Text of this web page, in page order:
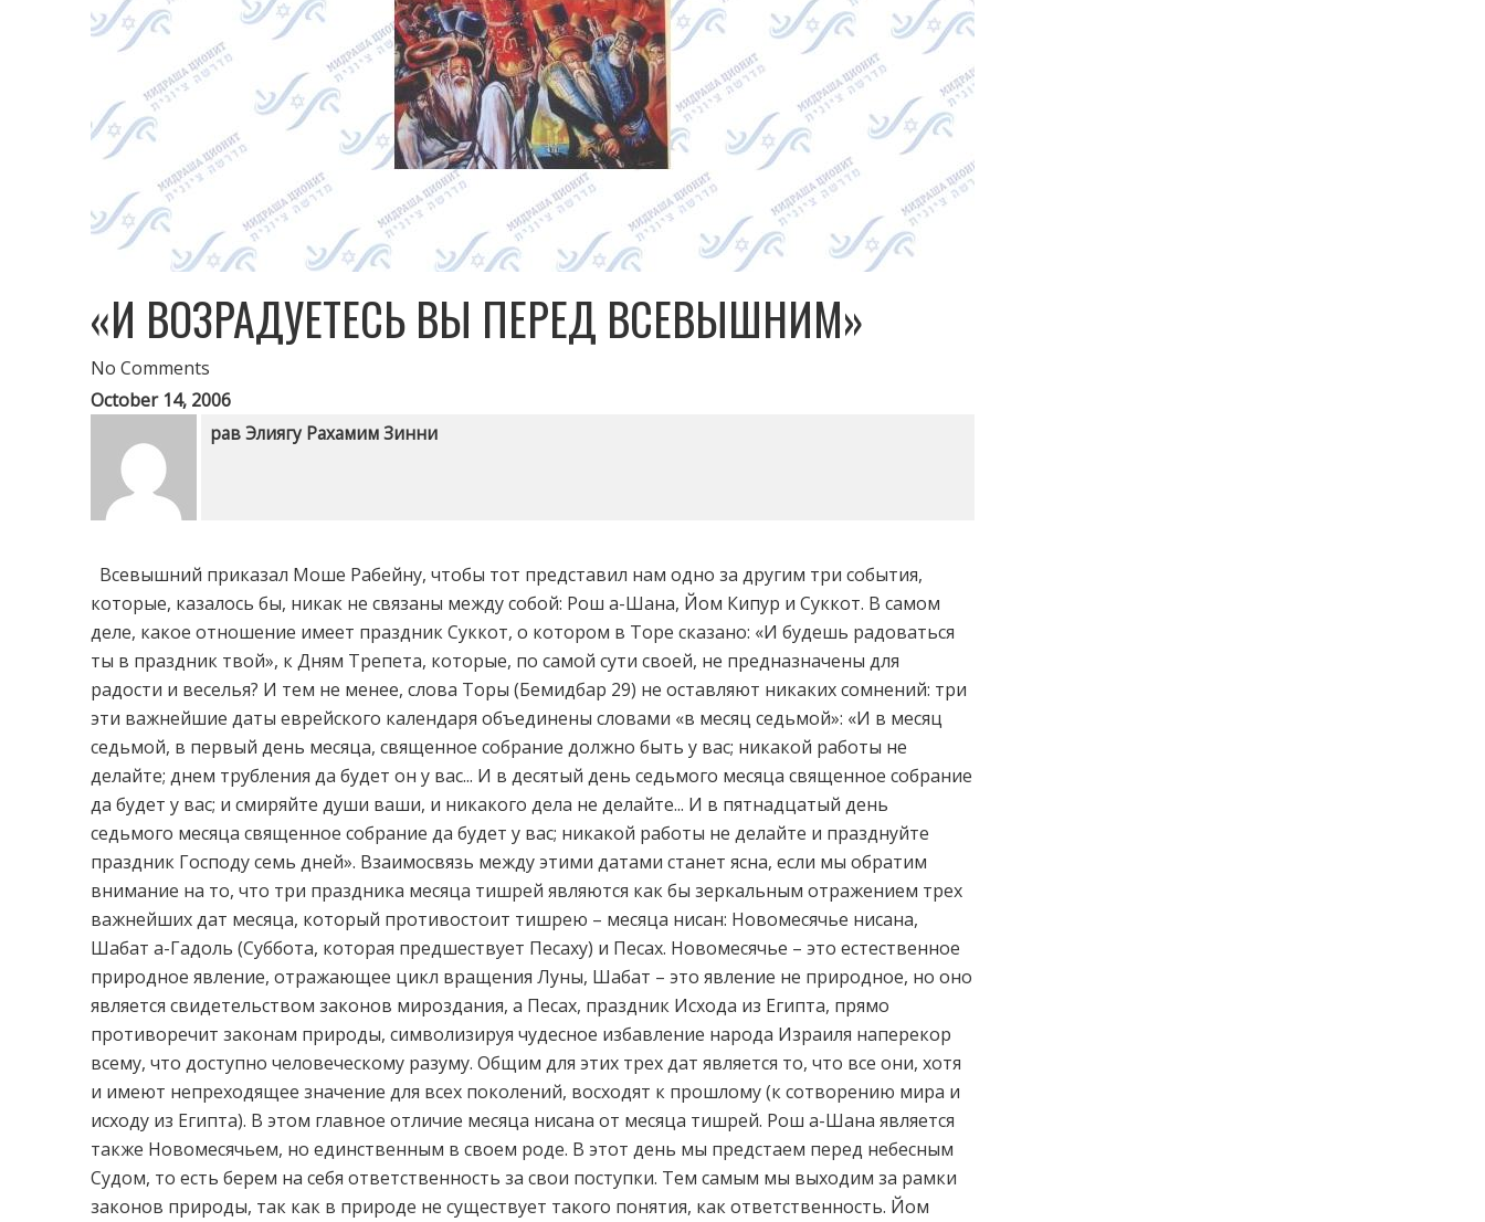
«И ВОЗРАДУЕТЕСЬ ВЫ ПЕРЕД ВСЕВЫШНИМ»
No Comments
October 14, 2006
рав Элиягу Рахамим Зинни
Всевышний приказал Моше Рабейну, чтобы тот представил нам одно за другим три события,
которые, казалось бы, никак не связаны между собой: Рош а-Шана, Йом Кипур и Суккот. В самом
деле, какое отношение имеет праздник Суккот, о котором в Торе сказано: «И будешь радоваться
ты в праздник твой», к Дням Трепета, которые, по самой сути своей, не предназначены для
радости и веселья? И тем не менее, слова Торы (Бемидбар 29) не оставляют никаких сомнений: три
эти важнейшие даты еврейского календаря объединены словами «в месяц седьмой»: «И в месяц
седьмой, в первый день месяца, священное собрание должно быть у вас; никакой работы не
делайте; днем трубления да будет он у вас... И в десятый день седьмого месяца священное собрание
да будет у вас; и смиряйте души ваши, и никакого дела не делайте... И в пятнадцатый день
седьмого месяца священное собрание да будет у вас; никакой работы не делайте и празднуйте
праздник Господу семь дней». Взаимосвязь между этими датами станет ясна, если мы обратим
внимание на то, что три праздника месяца тишрей являются как бы зеркальным отражением трех
важнейших дат месяца, который противостоит тишрею – месяца нисан: Новомесячье нисана,
Шабат а-Гадоль (Суббота, которая предшествует Песаху) и Песах. Новомесячье – это естественное
природное явление, отражающее цикл вращения Луны, Шабат – это явление не природное, но оно
является свидетельством законов мироздания, а Песах, праздник Исхода из Египта, прямо
противоречит законам природы, символизируя чудесное избавление народа Израиля наперекор
всему, что доступно человеческому разуму. Общим для этих трех дат является то, что все они, хотя
и имеют непреходящее значение для всех поколений, восходят к прошлому (к сотворению мира и
исходу из Египта). В этом главное отличие месяца нисана от месяца тишрей. Рош а-Шана является
также Новомесячьем, но единственным в своем роде. В этот день мы предстаем перед небесным
Судом, то есть берем на себя ответственность за свои поступки. Тем самым мы выходим за рамки
законов природы, так как в природе не существует такого понятия, как ответственность. Йом